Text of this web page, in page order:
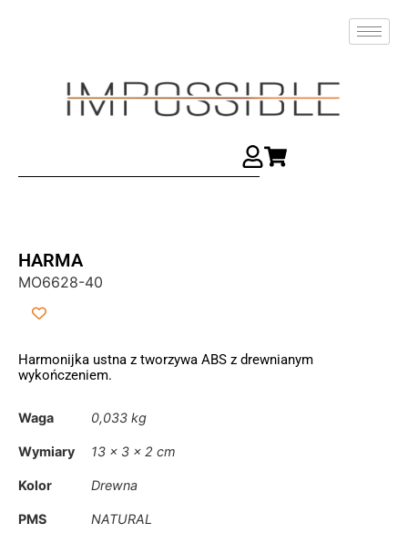
HARMA
MO6628-40
Harmonijka ustna z tworzywa ABS z drewnianym
wykończeniem.
Waga 0,033 kg
Wymiary 13 × 3 × 2 cm
Kolor Drewna
PMS NATURAL